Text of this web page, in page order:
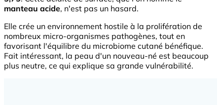
manteau acide, n'est pas un hasard.
Elle crée un environnement hostile à la prolifération de
nombreux micro-organismes pathogènes, tout en
favorisant l'équilibre du microbiome cutané bénéfique.
Fait intéressant, la peau d'un nouveau-né est beaucoup
plus neutre, ce qui explique sa grande vulnérabilité.